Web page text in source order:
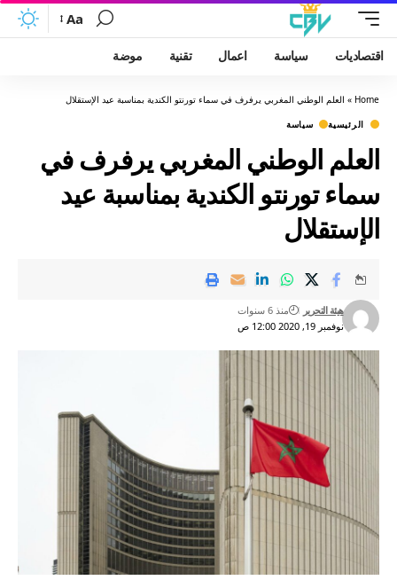
Aa
اقتصاديات سياسة اعمال تقنية موضة
Home
» العلم الوطني المغربي يرفرف في سماء تورنتو الكندية بمناسبة عيد الإستقلال
الرئيسية
سياسة
العلم الوطني المغربي يرفرف في
سماء تورنتو الكندية بمناسبة عيد
الإستقلال
نوفمبر 19, 2020 12:00 ص
هيئة التحرير منذ 6 سنوات